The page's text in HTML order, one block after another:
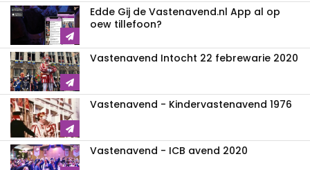
Edde Gij de Vastenavend.nl App al op
oew tillefoon?
Vastenavend Intocht 22 febrewarie 2020
Vastenavend - Kindervastenavend 1976
Vastenavend - ICB avend 2020